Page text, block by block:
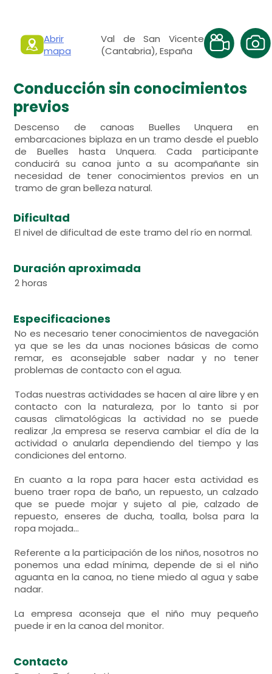
Abrir
mapa
Val de San Vicente
(Cantabria), España
Conducción sin conocimientos
previos
Descenso de canoas Buelles Unquera en
embarcaciones biplaza en un tramo desde el pueblo
de Buelles hasta Unquera. Cada participante
conducirá su canoa junto a su acompañante sin
necesidad de tener conocimientos previos en un
tramo de gran belleza natural.
Dificultad
El nivel de dificultad de este tramo del río en normal.
Duración aproximada
2 horas
Especificaciones
No es necesario tener conocimientos de navegación
ya que se les da unas nociones básicas de como
remar, es aconsejable saber nadar y no tener
problemas de contacto con el agua.
Todas nuestras actividades se hacen al aire libre y en
contacto con la naturaleza, por lo tanto si por
causas climatológicas la actividad no se puede
realizar ,la empresa se reserva cambiar el día de la
actividad o anularla dependiendo del tiempo y las
condiciones del entorno.
En cuanto a la ropa para hacer esta actividad es
bueno traer ropa de baño, un repuesto, un calzado
que se puede mojar y sujeto al pie, calzado de
repuesto, enseres de ducha, toalla, bolsa para la
ropa mojada...
Referente a la participación de los niños, nosotros no
ponemos una edad mínima, depende de si el niño
aguanta en la canoa, no tiene miedo al agua y sabe
nadar.
La empresa aconseja que el niño muy pequeño
puede ir en la canoa del monitor.
Contacto